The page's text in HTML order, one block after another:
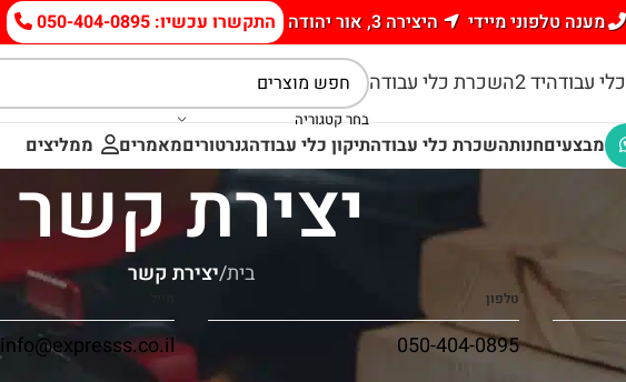
מענה טלפוני מיידי היצירה 3, אור יהודה התקשרו עכשיו: 050-404-0895
עבודהיד 2 השכרת כלי עבודה
בחר קטגוריה
מבצעיםחנותהשכרת כלי עבודהתיקון כלי עבודהגנרטוריםמאמרים ממליצים
יצירת קשר
בית/יצירת קשר
info@expresss.co.il
טלפון
050-404-0895